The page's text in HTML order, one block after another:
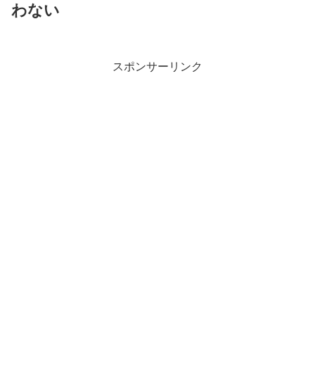
わない
スポンサーリンク